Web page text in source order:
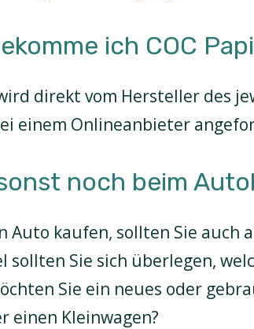
ich COC
direkt vom Hersteller des
einem Onlineanbieter
noch beim
Auto kaufen, sollten Sie auch
sollten Sie sich überlegen,
Sie ein neues oder
einen Kleinwagen?